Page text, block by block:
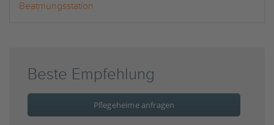
Beatmungsstation
Beste Empfehlung
Pflegeheime anfragen